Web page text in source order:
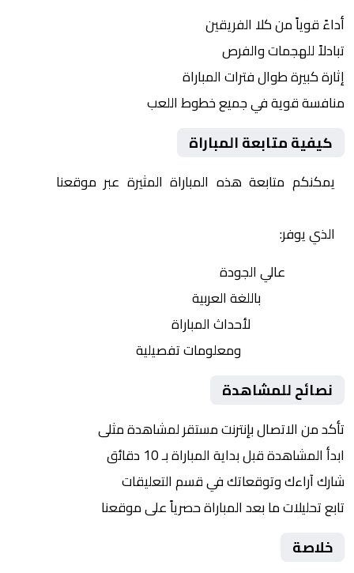
أداءً قوياً من كلا الفريقين
تبادلاً للهجمات والفرص
إثارة كبيرة طوال فترات المباراة
منافسة قوية في جميع خطوط اللعب
كيفية متابعة المباراة
يمكنكم متابعة هذه المباراة المثيرة عبر موقعنا
الذي يوفر:
عالي الجودة
باللغة العربية
لأحداث المباراة
ومعلومات تفصيلية
نصائح للمشاهدة
تأكد من الاتصال بإنترنت مستقر لمشاهدة مثلى
ابدأ المشاهدة قبل بداية المباراة بـ 10 دقائق
شارك آراءك وتوقعاتك في قسم التعليقات
تابع تحليلات ما بعد المباراة حصرياً على موقعنا
خلاصة